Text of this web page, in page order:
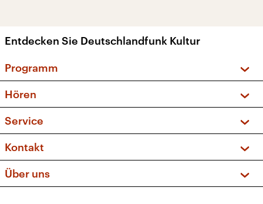
Entdecken Sie Deutschlandfunk Kultur
Programm
Sendungen und Podcasts
Musikliste
Kakadu – Das Kinderprogramm
Hören
Frequenzen (UKW + DAB+)
Service
FAQ
Apps
Newsletter
Kontakt
Social Media
Über uns